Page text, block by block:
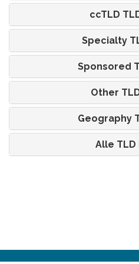
ccTLD
Specialty
Sponsored
Other
Geography
Alle TLD